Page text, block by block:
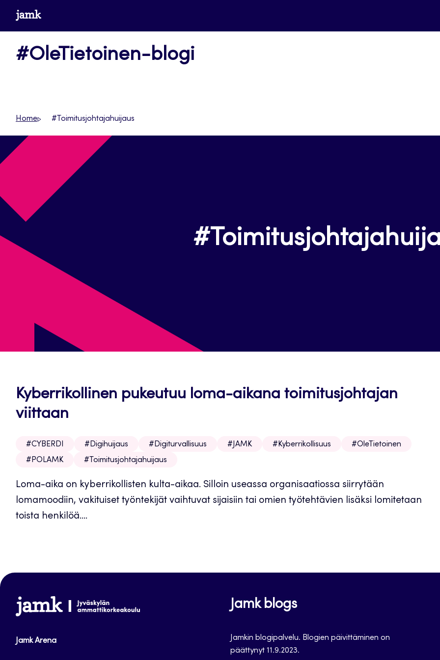
Siirrywww.jamk.fi
#OleTietoinen-blogi
Home #Toimitusjohtajahuijaus
Kyberrikollinen pukeutuu loma-aikana toimitusjohtajan
viittaan
#CYBERDI #Digihuijaus #Digiturvallisuus #JAMK #Kyberrikollisuus
#OleTietoinen
#POLAMK
#Toimitusjohtajahuijaus
Loma-aika on kyberrikollisten kulta-aikaa. Silloin useassa organisaatiossa siirrytään
lomamoodiin, vakituiset työntekijät vaihtuvat sijaisiin tai omien työtehtävien lisäksi lomitetaan
toista henkilöä....
www.jamk.fi
Jamk Arena
Jamk blogs
Jamkin blogipalvelu. Blogien päivittäminen on
päättynyt 11.9.2023.